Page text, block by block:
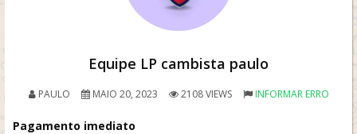
Equipe LP cambista paulo
PAULO MAIO 20, 2023 2108 VIEWS INFORMAR ERRO
Pagamento imediato